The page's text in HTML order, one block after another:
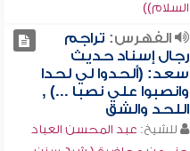
السلام))
الفهرس: تراجم
رجال إسناد حديث
سعد: (ألحدوا لي لحدا
وانصبوا علي نصبا ...) ,
اللحد والشق
للشيخ: عبد المحسن العباد